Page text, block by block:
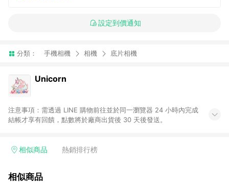
設定到價通知
分類： 手機相機 相機 底片相機
Unicorn
注意事項：需透過 LINE 購物前往並於同一瀏覽器 24 小時內完成
結帳才享有回饋，點數將於廠商出貨後 30 天後發送。
相似商品 熱銷排行榜
相似商品